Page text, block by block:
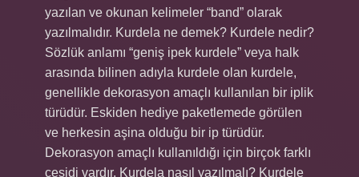
yazılan ve okunan kelimeler “band” olarak
yazılmalıdır. Kurdela ne demek? Kurdele nedir?
Sözlük anlamı “geniş ipek kurdele” veya halk
arasında bilinen adıyla kurdele olan kurdele,
genellikle dekorasyon amaçlı kullanılan bir iplik
türüdür. Eskiden hediye paketlemede görülen
ve herkesin aşina olduğu bir ip türüdür.
Dekorasyon amaçlı kullanıldığı için birçok farklı
çeşidi vardır. Kurdela nasıl yazılmalı? Kurdele